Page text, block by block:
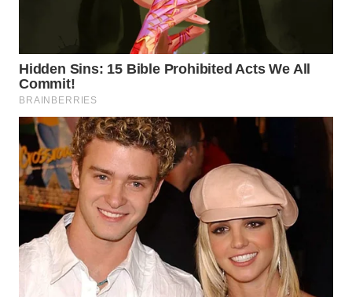
WN
SULSEL
GORONTALO
WN
SULUT
WN
MALUKU
WN